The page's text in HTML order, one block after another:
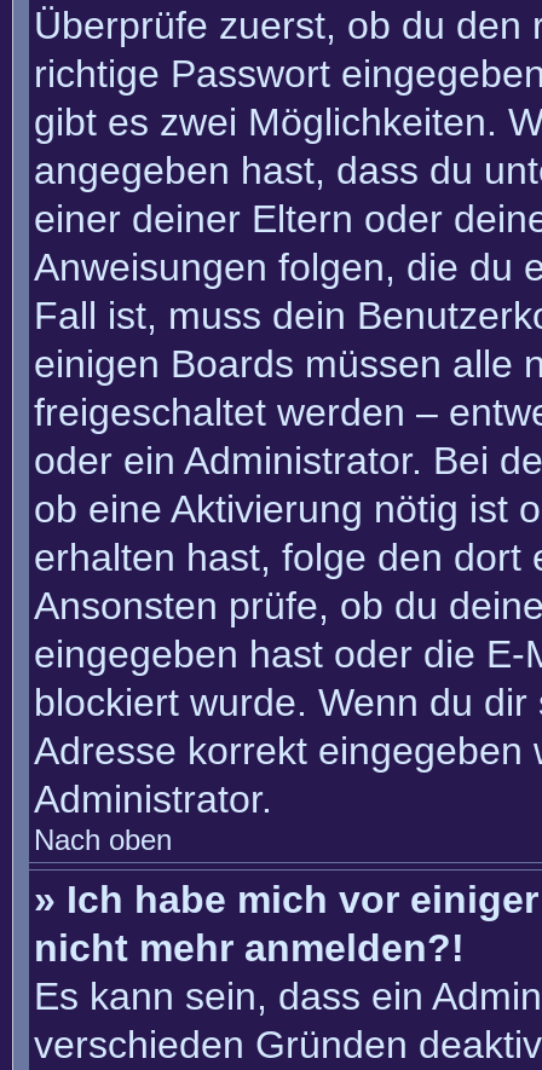
Überprüfe zuerst, ob du den
richtige Passwort
gibt es zwei Möglichkeiten.
angegeben hast, dass du
einer deiner Eltern oder
Anweisungen folgen, die du
Fall ist, muss dein
einigen Boards müssen alle
freigeschaltet werden –
oder ein Administrator. Bei
ob eine Aktivierung nötig ist
erhalten hast, folge den dort
Ansonsten prüfe, ob du
eingegeben hast oder die
blockiert wurde. Wenn du
Adresse korrekt
Administrator.
Nach oben
» Ich habe mich vor
nicht mehr anmelden?!
Es kann sein, dass ein
verschieden Gründen